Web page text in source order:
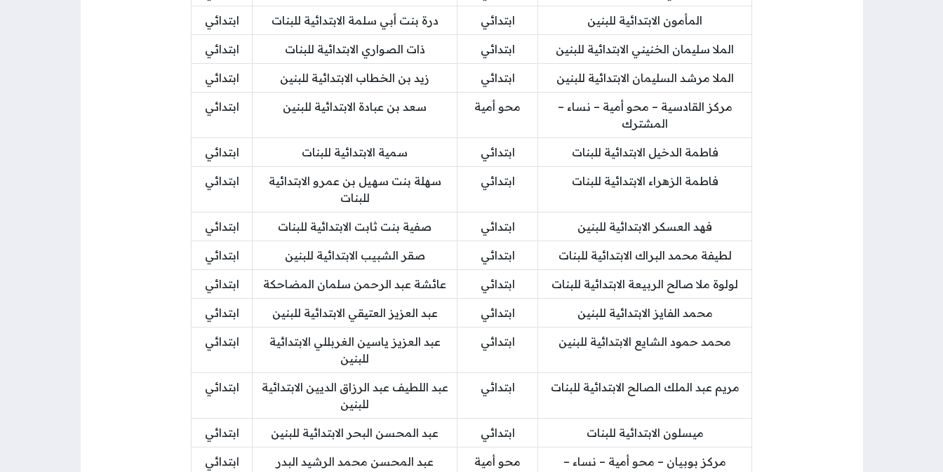
المأمون الابتدائية للبنين ابتدائي درة بنت أبي سلمة الابتدائية للبنات ابتدائي
الملا سليمان الخنيني الابتدائية للبنين ابتدائي ذات الصواري الابتدائية للبنات ابتدائي
الملا مرشد السليمان الابتدائية للبنين ابتدائي زيد بن الخطاب الابتدائية للبنين ابتدائي
مركز القادسية – محو أمية – نساء –
المشترك
محو أمية سعد بن عبادة الابتدائية للبنين ابتدائي
فاطمة الدخيل الابتدائية للبنات ابتدائي سمية الابتدائية للبنات ابتدائي
فاطمة الزهراء الابتدائية للبنات ابتدائي
سهلة بنت سهيل بن عمرو الابتدائية
للبنات
ابتدائي
فهد العسكر الابتدائية للبنين ابتدائي صفية بنت ثابت الابتدائية للبنات ابتدائي
لطيفة محمد البراك الابتدائية للبنات ابتدائي صقر الشبيب الابتدائية للبنين ابتدائي
لولوة ملا صالح الربيعة الابتدائية للبنات ابتدائي عائشة عبد الرحمن سلمان المضاحكة ابتدائي
محمد الفايز الابتدائية للبنين ابتدائي عبد العزيز العتيقي الابتدائية للبنين ابتدائي
محمد حمود الشايع الابتدائية للبنين ابتدائي
عبد العزيز ياسين الغربللي الابتدائية
للبنين
ابتدائي
مريم عبد الملك الصالح الابتدائية للبنات ابتدائي
عبد اللطيف عبد الرزاق الديين الابتدائية
للبنين
ابتدائي
ميسلون الابتدائية للبنات ابتدائي عبد المحسن البحر الابتدائية للبنين ابتدائي
مركز بوبيان – محو أمية – نساء –
محو أمية عبد المحسن محمد الرشيد البدر ابتدائي